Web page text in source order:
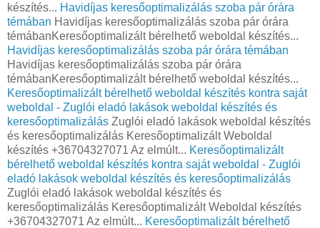
készítés... Havidíjas keresőoptimalizálás szoba pár órára
témában Havidíjas keresőoptimalizálás szoba pár órára
témábanKeresőoptimalizált bérelhető weboldal készítés...
Havidíjas keresőoptimalizálás szoba pár órára témában
Havidíjas keresőoptimalizálás szoba pár órára
témábanKeresőoptimalizált bérelhető weboldal készítés...
Keresőoptimalizált bérelhető weboldal készítés kontra saját
weboldal - Zuglói eladó lakások weboldal készítés és
keresőoptimalizálás Zuglói eladó lakások weboldal készítés
és keresőoptimalizálás Keresőoptimalizált Weboldal
készítés +36704327071 Az elmúlt... Keresőoptimalizált
bérelhető weboldal készítés kontra saját weboldal - Zuglói
eladó lakások weboldal készítés és keresőoptimalizálás
Zuglói eladó lakások weboldal készítés és
keresőoptimalizálás Keresőoptimalizált Weboldal készítés
+36704327071 Az elmúlt... Keresőoptimalizált bérelhető